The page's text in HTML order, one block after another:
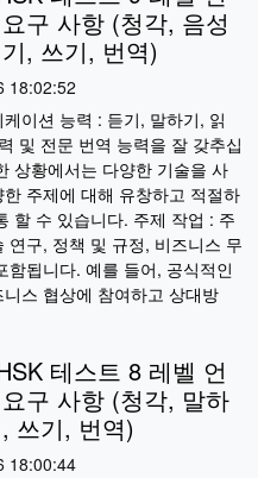
구 사항 (청각, 음성
, 쓰기, 번역)
18:02:52
이션 능력 : 듣기, 말하기, 읽
및 전문 번역 능력을 잘 갖추십
상황에서는 다양한 기술을 사
주제에 대해 유창하고 적절하
할 수 있습니다. 주제 작업 : 주
연구, 정책 및 규정, 비즈니스 무
함됩니다. 예를 들어, 공식적인
스 협상에 참여하고 상대방
테스트 8 레벨 언
구 사항 (청각, 말하
쓰기, 번역)
18:00:44